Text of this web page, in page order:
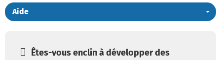
compte
Skip
to
Aide
Êtes-vous enclin à développer des